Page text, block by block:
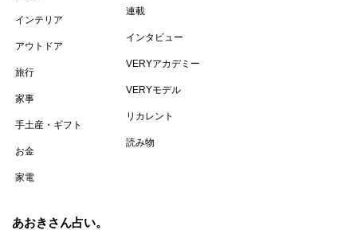
インテリア
アウトドア
旅行
家事
手土産・ギフト
お金
家電
連載
インタビュー
VERYアカデミー
VERYモデル
リカレント
読み物
あおきさん占い。